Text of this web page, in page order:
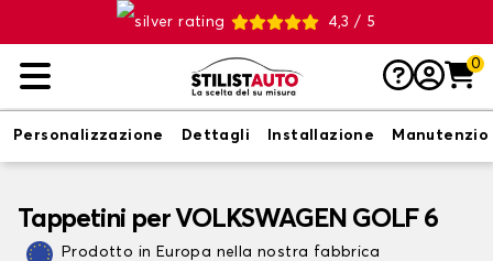
4,3 / 5
0
Personalizzazione Dettagli Installazione
Tappetini per VOLKSWAGEN GOLF 6
Prodotto in Europa nella nostra fabbrica